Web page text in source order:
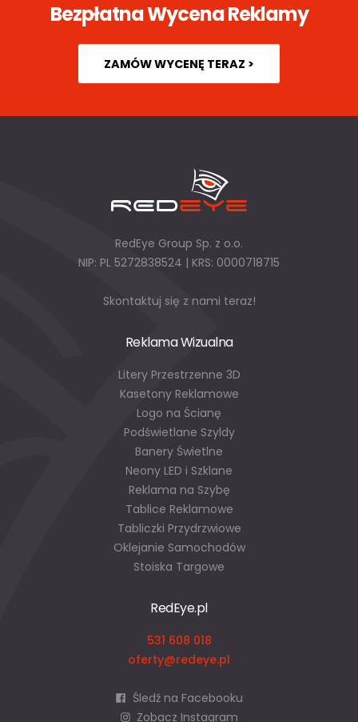
Bezpłatna Wycena Reklamy
ZAMÓW WYCENĘ TERAZ >
RedEye Group Sp. z o.o.
NIP: PL 5272838524 | KRS: 0000718715
Skontaktuj się z nami teraz!
Reklama Wizualna
Litery Przestrzenne 3D
Kasetony Reklamowe
Logo na Ścianę
Podświetlane Szyldy
Banery Świetlne
Neony LED i Szklane
Reklama na Szybę
Tablice Reklamowe
Tabliczki Przydrzwiowe
Oklejanie Samochodów
Stoiska Targowe
RedEye.pl
531 608 018
oferty@redeye.pl
Śledź na Facebooku
Zobacz Instagram